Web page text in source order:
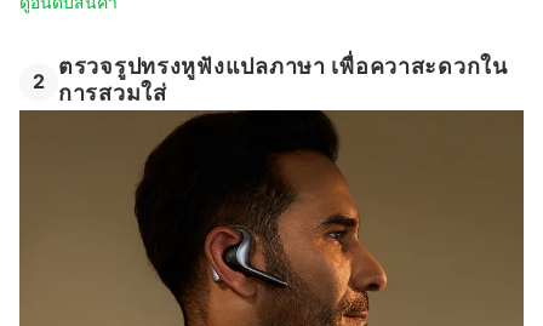
2
ตรวจรูปทรงหูฟังแปลภาษา เพื่อควาสะดวกใน
การสวมใส่